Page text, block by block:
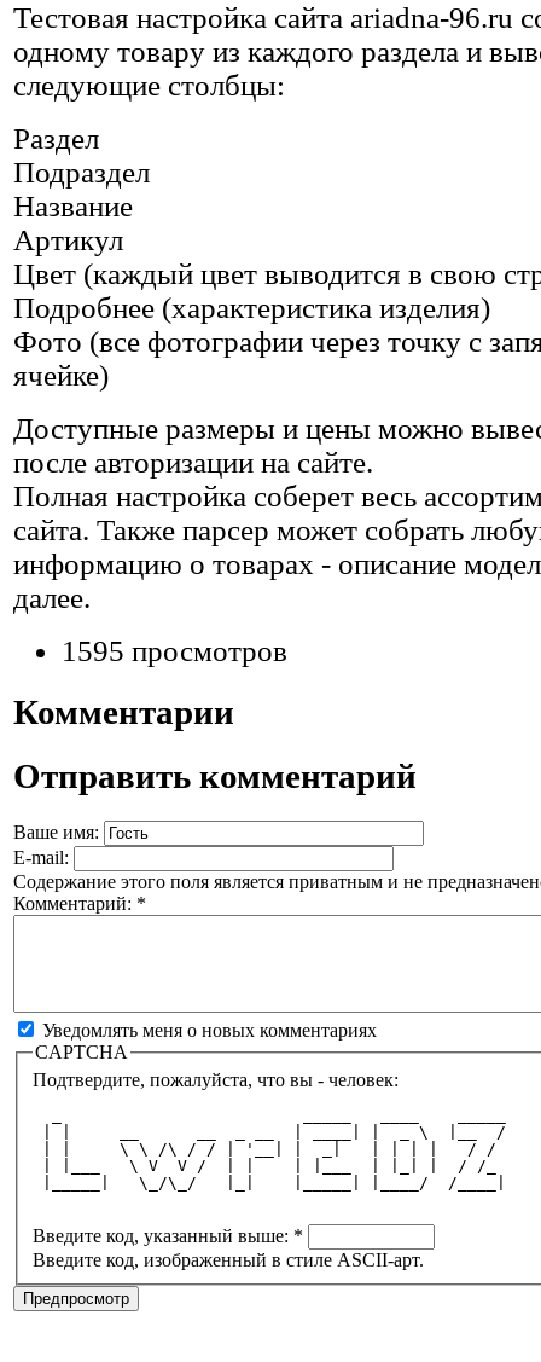
Тестовая настройка сайта ariadna-96.ru
одному товару из каждого раздела и
следующие столбцы:
Раздел
Подраздел
Название
Артикул
Цвет (каждый цвет выводится в свою
Подробнее (характеристика изделия)
Фото (все фотографии через точку с
ячейке)
Доступные размеры и цены можно
после авторизации на сайте.
Полная настройка соберет весь
сайта. Также парсер может собрать
информацию о товарах - описание
далее.
1595 просмотров
Комментарии
Отправить комментарий
Ваше имя:
E-mail:
Содержание этого поля является приватным и не
Комментарий: *
Уведомлять меня о новых комментариях
CAPTCHA
Подтвердите, пожалуйста, что вы - человек:
| |     __      __  _ __  | ____| |  _ \  |__  /
| |     \ \ /\ / / | '__| |  _|   | | | |   / /
| |___   \ V  V /  | |    | |___  | |_| |  / /_
|_____|   \_/\_/   |_|    |_____| |____/  /____|
Введите код, указанный выше: *
Введите код, изображенный в стиле ASCII-арт.